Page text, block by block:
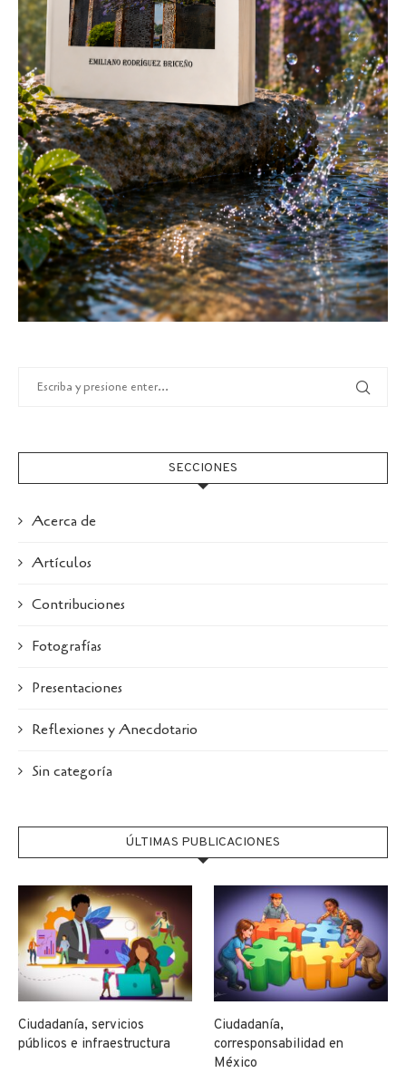
SECCIONES
Acerca de
Artículos
Contribuciones
Fotografías
Presentaciones
Reflexiones y Anecdotario
Sin categoría
ÚLTIMAS PUBLICACIONES
Ciudadanía, servicios
públicos e infraestructura
Ciudadanía,
corresponsabilidad en
México